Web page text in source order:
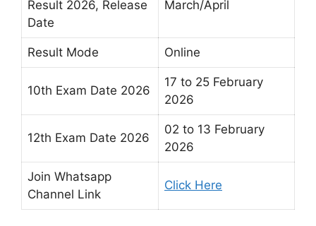
Result 2026, Release
Date
March/April
Result Mode Online
10th Exam Date 2026
17 to 25 February
2026
12th Exam Date 2026
02 to 13 February
2026
Join Whatsapp
Channel Link
Click Here